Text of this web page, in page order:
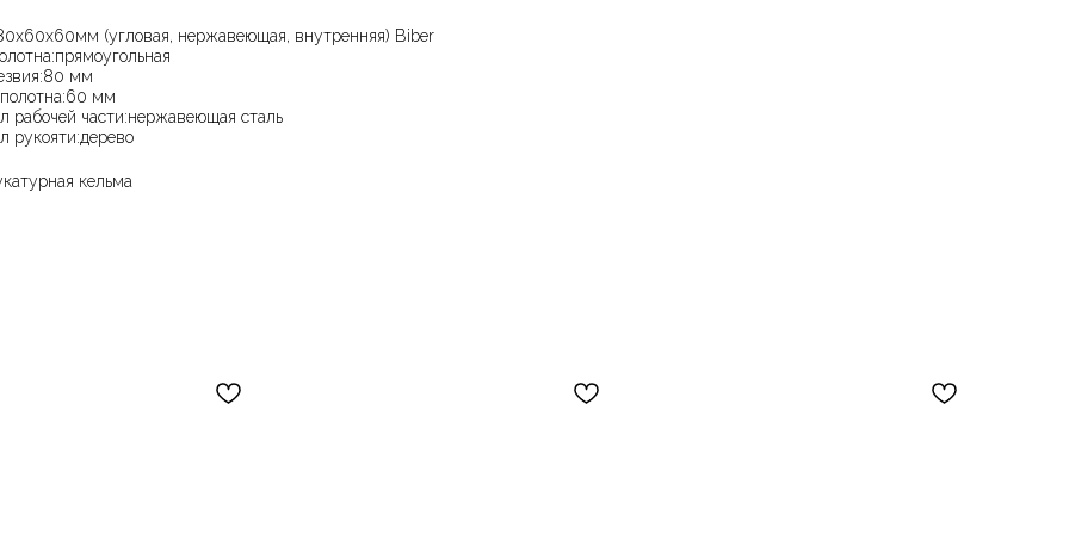
(угловая, нержавеющая, внутренняя) Biber
мм
мм
рабочей части:нержавеющая сталь
рукояти:дерево
кельма